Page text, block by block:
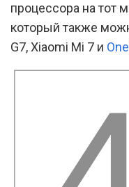
процессора на тот
который также
G7, Xiaomi Mi 7 и